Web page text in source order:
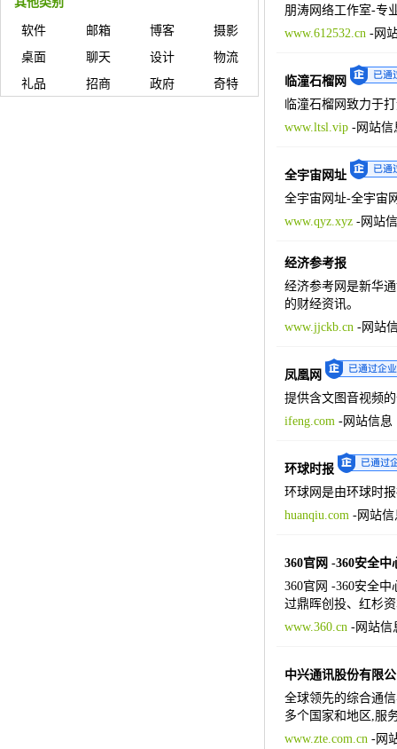
软件 邮箱 博客
摄影
桌面
聊天 设计
物流
礼品
招商 政府 奇特
朋涛网络工作室-专
www.612532.cn-网
临潼石榴网
临潼石榴网致力于
www.ltsl.vip-网站信
全宇宙网址
全宇宙网址-全宇宙
www.qyz.xyz-网站
经济参考报
经济参考网是新华
的财经资讯。
www.jjckb.cn-网站
凤凰网
提供含文图音视频
ifeng.com-网站信息
环球时报
环球网是由环球时
huanqiu.com-网站信
360官网 -360安全中
360官网 -360安全
过鼎晖创投、红杉
www.360.cn-网站信
中兴通讯股份有限
全球领先的综合通
多个国家和地区,服
www.zte.com.cn-网